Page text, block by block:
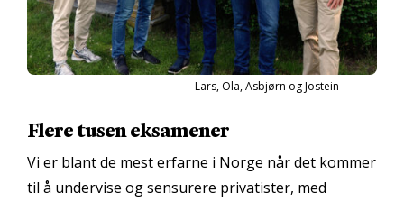
Lars, Ola, Asbjørn og Jostein
Flere tusen eksamener
Vi er blant de mest erfarne i Norge når det kommer
til å undervise og sensurere privatister, med